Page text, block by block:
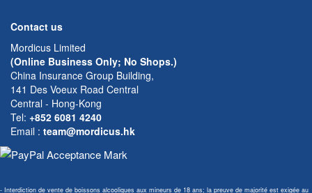
Contact us
Mordicus Limited
(Online Business Only; No Shops.)
China Insurance Group Building,
141 Des Voeux Road Central
Central - Hong-Kong
Tel: +852 6081 4240
Email : team@mordicus.hk
- Interdiction de vente de boissons alcooliques aux mineurs de 18 ans; la preuve de majorité est exigée au